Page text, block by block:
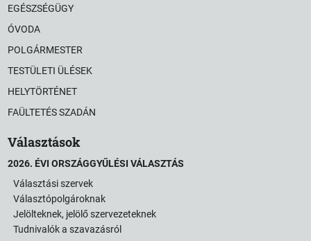
EGÉSZSÉGÜGY
ÓVODA
POLGÁRMESTER
TESTÜLETI ÜLÉSEK
HELYTÖRTÉNET
FAÜLTETÉS SZADÁN
Választások
2026. ÉVI ORSZÁGGYŰLÉSI VÁLASZTÁS
Választási szervek
Választópolgároknak
Jelölteknek, jelölő szervezeteknek
Tudnivalók a szavazásról